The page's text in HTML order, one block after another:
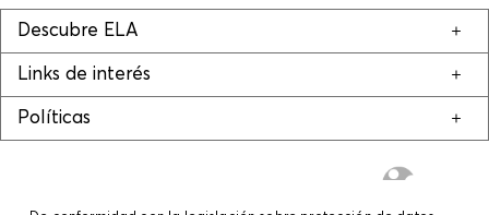
Descubre ELA
Links de interés
Políticas